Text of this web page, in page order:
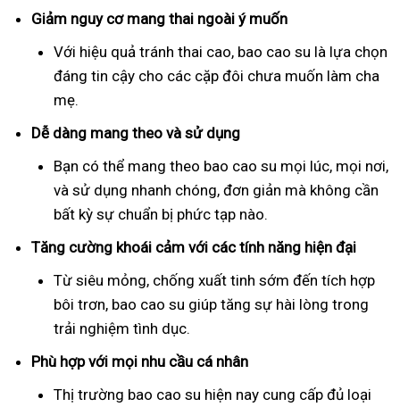
Giảm nguy cơ mang thai ngoài ý muốn
Với hiệu quả tránh thai cao, bao cao su là lựa chọn
đáng tin cậy cho các cặp đôi chưa muốn làm cha
mẹ.
Dễ dàng mang theo và sử dụng
Bạn có thể mang theo bao cao su mọi lúc, mọi nơi,
và sử dụng nhanh chóng, đơn giản mà không cần
bất kỳ sự chuẩn bị phức tạp nào.
Tăng cường khoái cảm với các tính năng hiện đại
Từ siêu mỏng, chống xuất tinh sớm đến tích hợp
bôi trơn, bao cao su giúp tăng sự hài lòng trong
trải nghiệm tình dục.
Phù hợp với mọi nhu cầu cá nhân
Thị trường bao cao su hiện nay cung cấp đủ loại